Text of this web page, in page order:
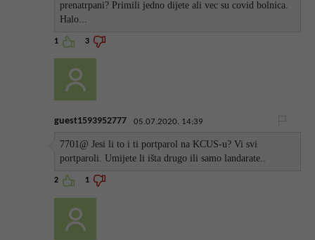
prenatrpani? Primili jedno dijete ali vec su covid bolnica.
Halo...
1 3
guest1593952777 05.07.2020. 14:39
7701@ Jesi li to i ti portparol na KCUS-u? Vi svi
portparoli. Umijete li išta drugo ili samo landarate..
2 1